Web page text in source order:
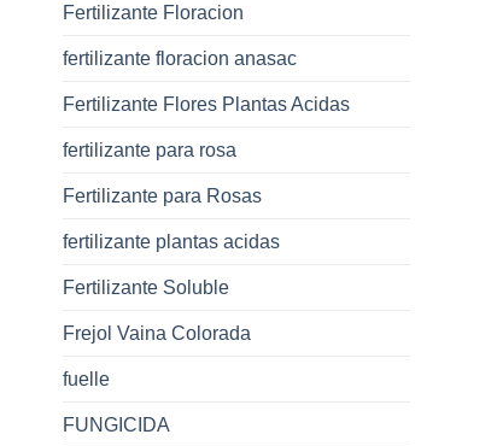
Fertilizante Floracion
fertilizante floracion anasac
Fertilizante Flores Plantas Acidas
fertilizante para rosa
Fertilizante para Rosas
fertilizante plantas acidas
Fertilizante Soluble
Frejol Vaina Colorada
fuelle
FUNGICIDA